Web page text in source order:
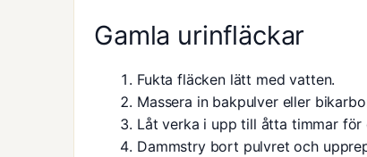
Gamla urinfläckar
Fukta fläcken lätt med vatten.
Massera in bakpulver eller
Låt verka i upp till åtta timmar för
Dammstry bort pulvret och